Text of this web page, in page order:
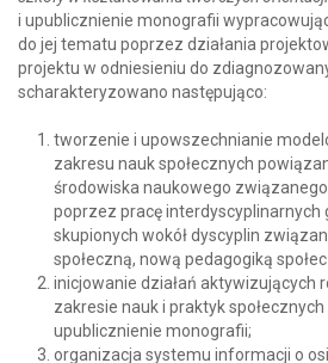
i upublicznienie monografii
do jej tematu poprzez działania
projektu w odniesieniu do
scharakteryzowano następująco:
tworzenie i upowszechnianie
zakresu nauk społecznych
środowiska naukowego
poprzez pracę interdyscyplinarnych
skupionych wokół dyscyplin
społeczną, nową pedagogiką
inicjowanie działań aktywizujących
zakresie nauk i praktyk
upublicznienie monografii;
organizacja systemu informacji o